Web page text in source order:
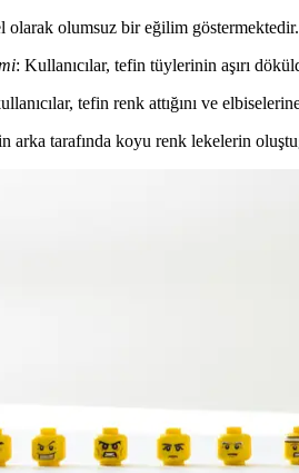
olarak olumsuz bir eğilim
: Kullanıcılar, tefin tüylerinin aşırı
tefin renk attığını ve
arka tarafında koyu renk lekelerin